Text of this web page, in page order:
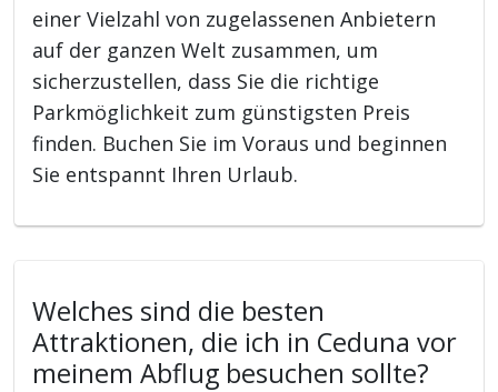
einer Vielzahl von zugelassenen Anbietern
auf der ganzen Welt zusammen, um
sicherzustellen, dass Sie die richtige
Parkmöglichkeit zum günstigsten Preis
finden. Buchen Sie im Voraus und beginnen
Sie entspannt Ihren Urlaub.
Welches sind die besten
Attraktionen, die ich in Ceduna vor
meinem Abflug besuchen sollte?